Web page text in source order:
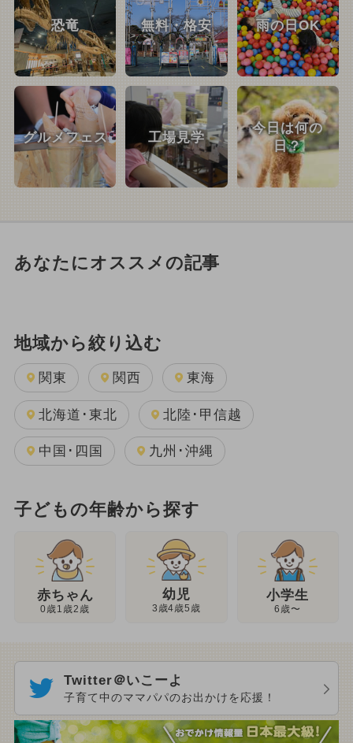
恐竜 無料・格安 雨の日OK
グルメフェス 工場見学
今日は何の
日？
あなたにオススメの記事
地域から絞り込む
関東 関西 東海
北海道･東北 北陸･甲信越
中国･四国 九州･沖縄
子どもの年齢から探す
赤ちゃん
0歳1歳2歳
幼児
3歳4歳5歳
小学生
6歳〜
Twitter＠いこーよ
子育て中のママパパのお出かけを応援！